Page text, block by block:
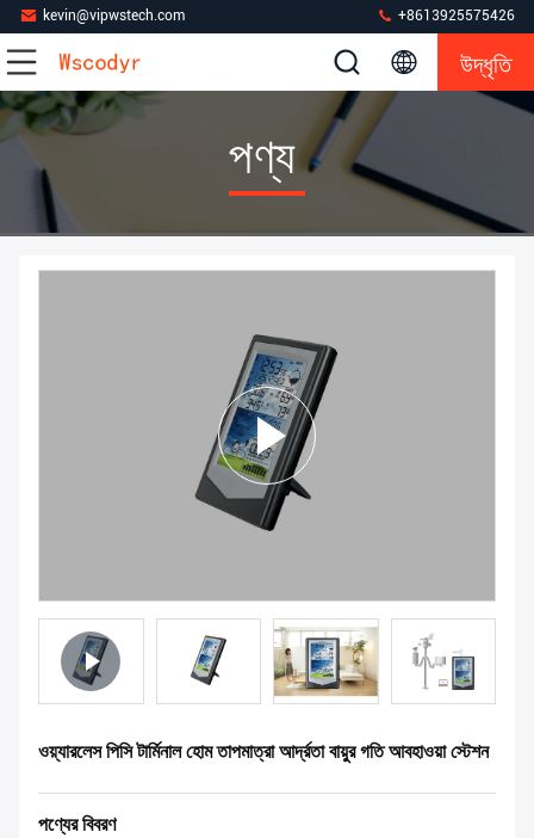
kevin@vipwstech.com +8613925575426
উদ্ধৃতি
পণ্য
ওয়্যারলেস পিসি টার্মিনাল হোম তাপমাত্রা আর্দ্রতা বায়ুর গতি আবহাওয়া স্টেশন
পণ্যের বিবরণ